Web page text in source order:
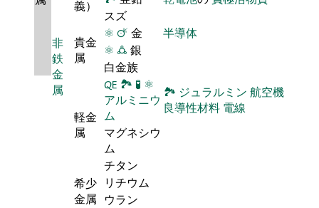
非
鉄
金
属
義）
スズ
貴金
属
⚛ 🜚 金
半導体
⚛ 🜛 銀
白金族
軽金
属
🜀 🏞 🧪 ⚛
アルミニウ
ム
🏞 ジュラルミン 航空機
良導性材料 電線
マグネシウ
ム
チタン
希少
金属
リチウム
ウラン